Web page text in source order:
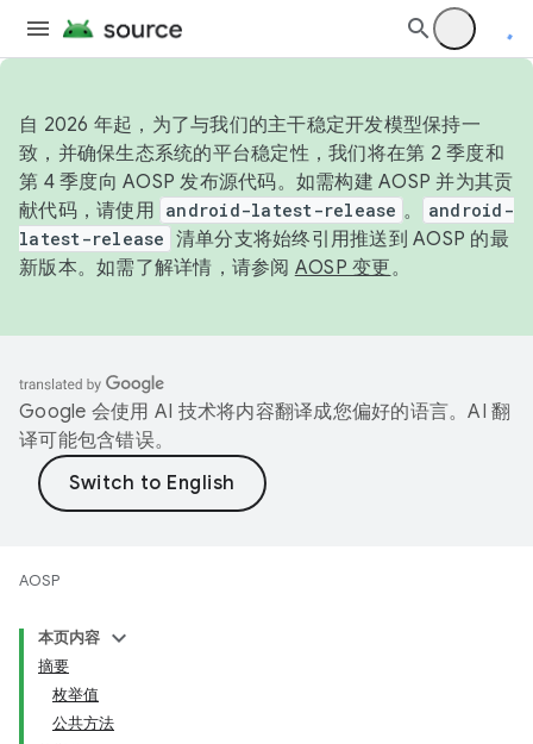
自 2026 年起，为了与我们的主干稳定开发模型保持一
致，并确保生态系统的平台稳定性，我们将在第 2 季度和
第 4 季度向 AOSP 发布源代码。如需构建 AOSP 并为其贡
献代码，请使用 android-latest-release 。
android-
latest-release 清单分支将始终引用推送到 AOSP 的最
新版本。如需了解详情，请参阅 AOSP 变更。
Google 会使用 AI 技术将内容翻译成您偏好的语言。AI 翻
译可能包含错误。
AOSP
本页内容
摘要
枚举值
公共方法